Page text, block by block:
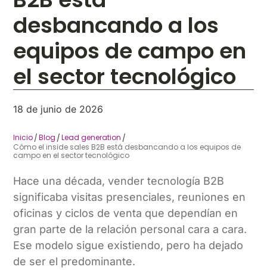
desbancando a los
equipos de campo en
el sector tecnológico
18 de junio de 2026
Inicio/Blog /Lead generation /
Cómo el inside sales B2B está desbancando a los equipos de
campo en el sector tecnológico
Hace una década, vender tecnología B2B
significaba visitas presenciales, reuniones en
oficinas y ciclos de venta que dependían en
gran parte de la relación personal cara a cara.
Ese modelo sigue existiendo, pero ha dejado
de ser el predominante.